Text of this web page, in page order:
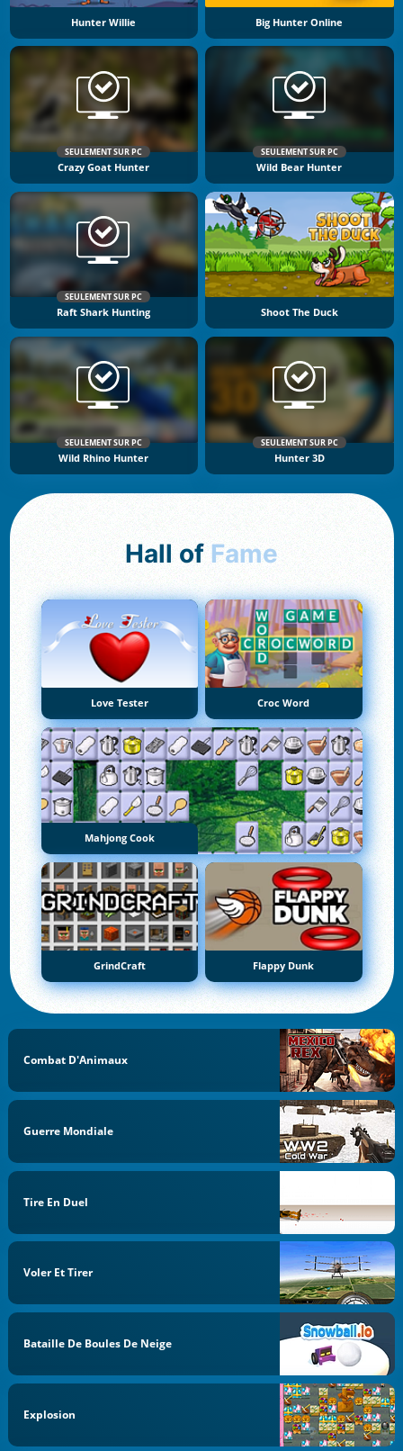
Hunter Willie Big Hunter Online
SEULEMENT SUR PC
Crazy Goat Hunter
SEULEMENT SUR PC
Wild Bear Hunter
SEULEMENT SUR PC
Raft Shark Hunting Shoot The Duck
SEULEMENT SUR PC
Wild Rhino Hunter
SEULEMENT SUR PC
Hunter 3D
Hall of Fame
Love Tester Croc Word
Mahjong Cook
GrindCraft Flappy Dunk
Combat D'Animaux
Guerre Mondiale
Tire En Duel
Voler Et Tirer
Bataille De Boules De Neige
Explosion